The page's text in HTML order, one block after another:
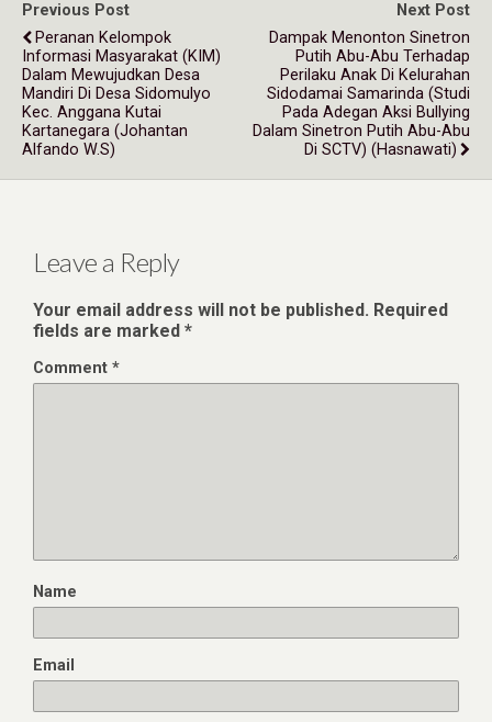
Previous Post
Peranan Kelompok
Informasi Masyarakat (KIM)
Dalam Mewujudkan Desa
Mandiri Di Desa Sidomulyo
Kec. Anggana Kutai
Kartanegara (Johantan
Alfando W.S)
Next Post
Dampak Menonton Sinetron
Putih Abu-Abu Terhadap
Perilaku Anak Di Kelurahan
Sidodamai Samarinda (studi
Pada Adegan Aksi Bullying
Dalam Sinetron Putih Abu-Abu
Di SCTV) (hasnawati)
Leave a Reply
Your email address will not be published. Required
fields are marked *
Comment *
Name
Email